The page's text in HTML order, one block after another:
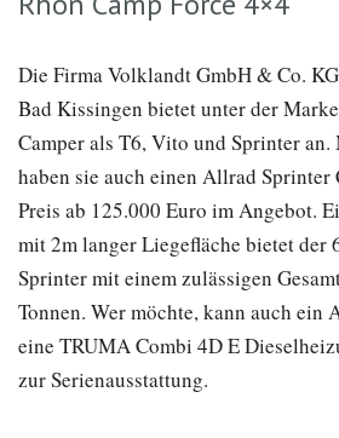
Die Firma Volklandt GmbH & Co.
Bad Kissingen bietet unter der Marke
Camper als T6, Vito und Sprinter an.
haben sie auch einen Allrad Sprinter
Preis ab 125.000 Euro im Angebot.
mit 2m langer Liegefläche bietet der
Sprinter mit einem zulässigen
Tonnen. Wer möchte, kann auch ein
eine TRUMA Combi 4D E
zur Serienausstattung.